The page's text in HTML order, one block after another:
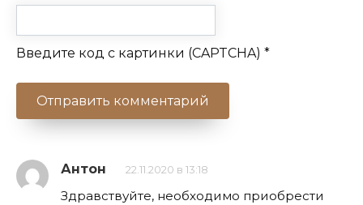
Введите код с картинки (CAPTCHA) *
Антон 22.11.2020 в 13:18
Здравствуйте, необходимо приобрести